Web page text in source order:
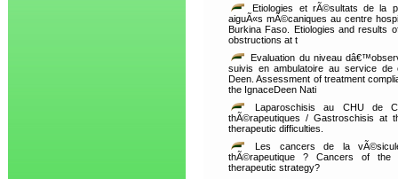
Etiologies et rÃ©sultats de la
aiguÃ«s mÃ©caniques au centre
Burkina Faso. Etiologies and results
obstructions at t
Evaluation du niveau
suivis en ambulatoire au service de
Deen. Assessment of treatment
the IgnaceDeen Nati
Laparoschisis au CHU de
thÃ©rapeutiques / Gastroschisis at
therapeutic difficulties.
Les cancers de la
thÃ©rapeutique ? Cancers of the
therapeutic strategy?